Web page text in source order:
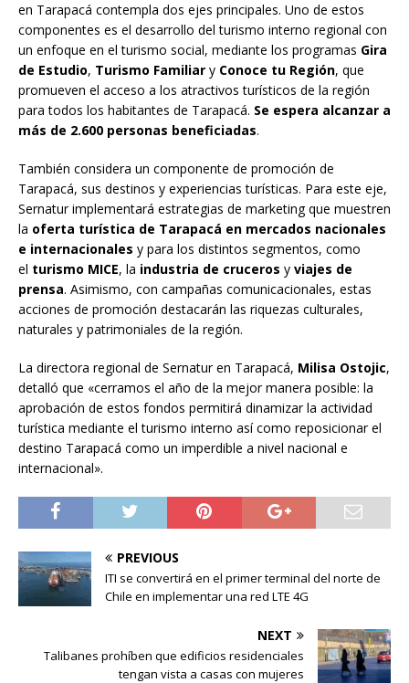
en Tarapacá contempla dos ejes principales. Uno de estos
componentes es el desarrollo del turismo interno regional con
un enfoque en el turismo social, mediante los programas Gira
de Estudio, Turismo Familiar y Conoce tu Región, que
promueven el acceso a los atractivos turísticos de la región
para todos los habitantes de Tarapacá. Se espera alcanzar a
más de 2.600 personas beneficiadas.
También considera un componente de promoción de
Tarapacá, sus destinos y experiencias turísticas. Para este eje,
Sernatur implementará estrategias de marketing que muestren
la oferta turística de Tarapacá en mercados nacionales
e internacionales y para los distintos segmentos, como
el turismo MICE, la industria de cruceros y viajes de
prensa. Asimismo, con campañas comunicacionales, estas
acciones de promoción destacarán las riquezas culturales,
naturales y patrimoniales de la región.
La directora regional de Sernatur en Tarapacá, Milisa Ostojic,
detalló que «cerramos el año de la mejor manera posible: la
aprobación de estos fondos permitirá dinamizar la actividad
turística mediante el turismo interno así como reposicionar el
destino Tarapacá como un imperdible a nivel nacional e
internacional».
PREVIOUS
ITI se convertirá en el primer terminal del norte de
Chile en implementar una red LTE 4G
NEXT
Talibanes prohíben que edificios residenciales
tengan vista a casas con mujeres